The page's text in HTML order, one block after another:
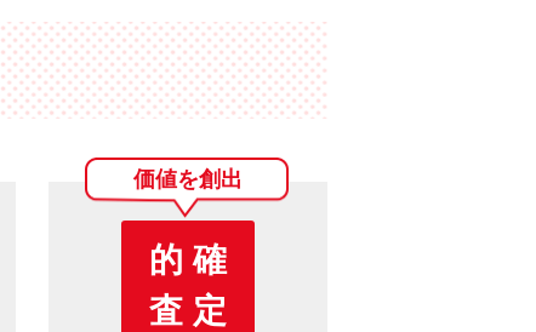
価値を創出
的 確
査 定